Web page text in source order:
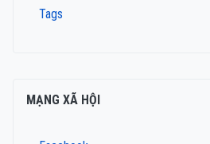
Tags
MẠNG XÃ HỘI